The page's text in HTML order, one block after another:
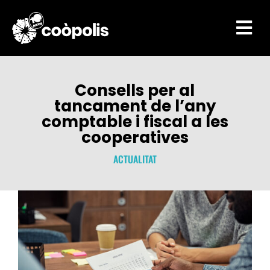

Consells per al
tancament de l’any
comptable i fiscal a les
cooperatives
ACTUALITAT